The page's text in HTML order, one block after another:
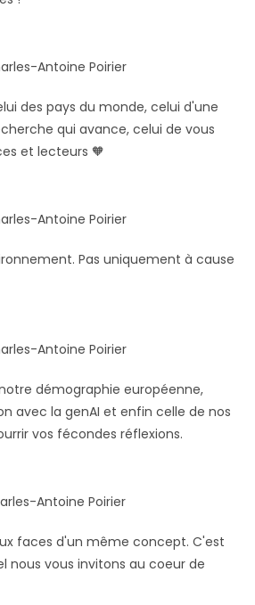
Antoine Poirier
des pays du monde, celui d'une
qui avance, celui de vous
et lecteurs 🧡
Antoine Poirier
Pas uniquement à cause
Antoine Poirier
démographie européenne,
avec la genAI et enfin celle de nos
vos fécondes réflexions.
Antoine Poirier
faces d'un même concept. C'est
nous vous invitons au coeur de